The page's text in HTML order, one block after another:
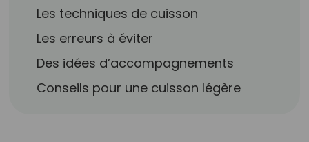
Les techniques de cuisson
Les erreurs à éviter
Des idées d’accompagnements
Conseils pour une cuisson légère